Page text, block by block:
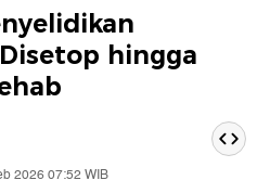
hingga
2026 07:52 WIB